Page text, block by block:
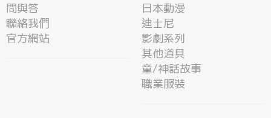
問與答
聯絡我們
官方網站
日本動漫
迪士尼
影劇系列
其他道具
童/神話故事
職業服裝